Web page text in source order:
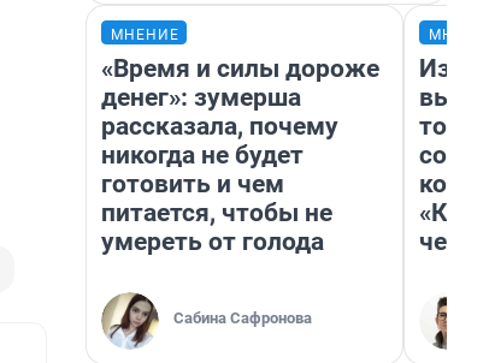
МНЕНИЕ
«Время и силы дороже
денег»: зумерша
рассказала, почему
никогда не будет
готовить и чем
питается, чтобы не
умереть от голода
Сабина Сафронова